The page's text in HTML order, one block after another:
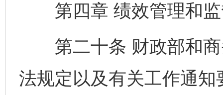
第四章 绩效管理和
第二十条 财政部和商
法规定以及有关工作通